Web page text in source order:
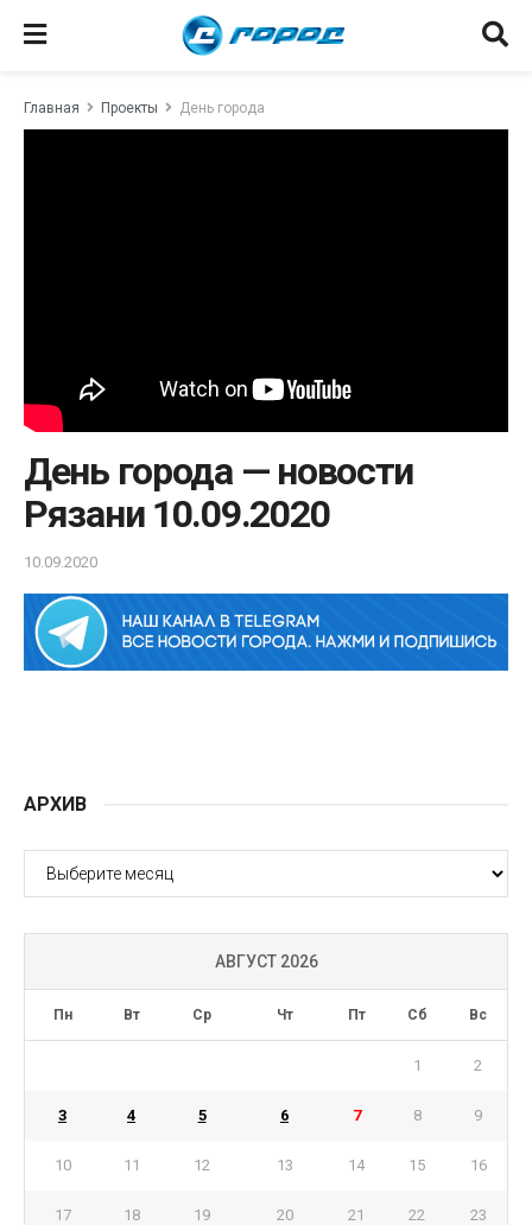
Главная Проекты День города
День города — новости
Рязани 10.09.2020
10.09.2020
АРХИВ
АРХИВ
АВГУСТ 2026
Пн Вт Ср Чт Пт Сб Вс
1 2
3 4 5 6 7 8 9
10 11 12 13 14 15 16
17 18 19 20 21 22 23